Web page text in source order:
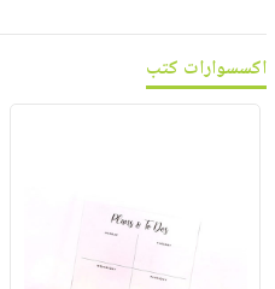
اكسسوارات كتب